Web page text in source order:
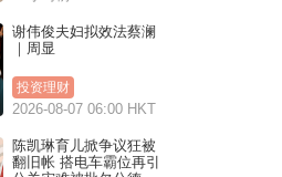
谢伟俊夫妇拟效法蔡澜
｜周显
投资理财
2026-08-07 06:00 HKT
陈凯琳育儿掀争议狂被
翻旧帐 搭电车霸位再引